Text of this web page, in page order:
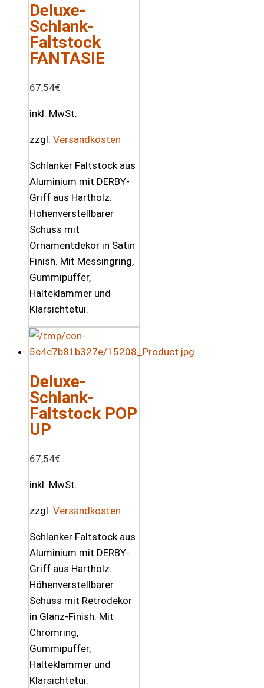
Deluxe-
Schlank-
Faltstock
FANTASIE
67,54€
inkl. MwSt.
zzgl. Versandkosten
Schlanker Faltstock aus
Aluminium mit DERBY-
Griff aus Hartholz.
Höhenverstellbarer
Schuss mit
Ornamentdekor in Satin
Finish. Mit Messingring,
Gummipuffer,
Halteklammer und
Klarsichtetui.
Deluxe-
Schlank-
Faltstock POP
UP
67,54€
inkl. MwSt.
zzgl. Versandkosten
Schlanker Faltstock aus
Aluminium mit DERBY-
Griff aus Hartholz.
Höhenverstellbarer
Schuss mit Retrodekor
in Glanz-Finish. Mit
Chromring,
Gummipuffer,
Halteklammer und
Klarsichtetui.